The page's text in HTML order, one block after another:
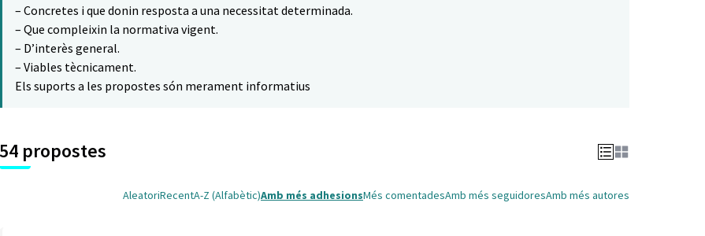
– Concretes i que donin resposta a una necessitat determinada.
– Que compleixin la normativa vigent.
– D’interès general.
– Viables tècnicament.
Els suports a les propostes són merament informatius
54 propostes
AleatoriRecentA-Z (Alfabètic)Amb més adhesionsMés comentadesAmb més seguidoresAmb més autores